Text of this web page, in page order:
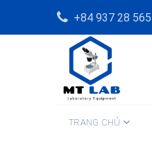
+84 937 28
TRANG CHỦ